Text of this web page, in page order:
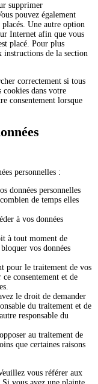
supprimer
pouvez également
Une autre option
Internet afin que vous
placé. Pour plus
instructions de la section
correctement si tous
cookies dans votre
consentement lorsque
personnelles :
données personnelles
de temps elles
à vos données
à tout moment de
vos données
pour le traitement de vos
consentement et de
le droit de demander
du traitement et de
responsable du
au traitement de
que certaines raisons
vous référer aux